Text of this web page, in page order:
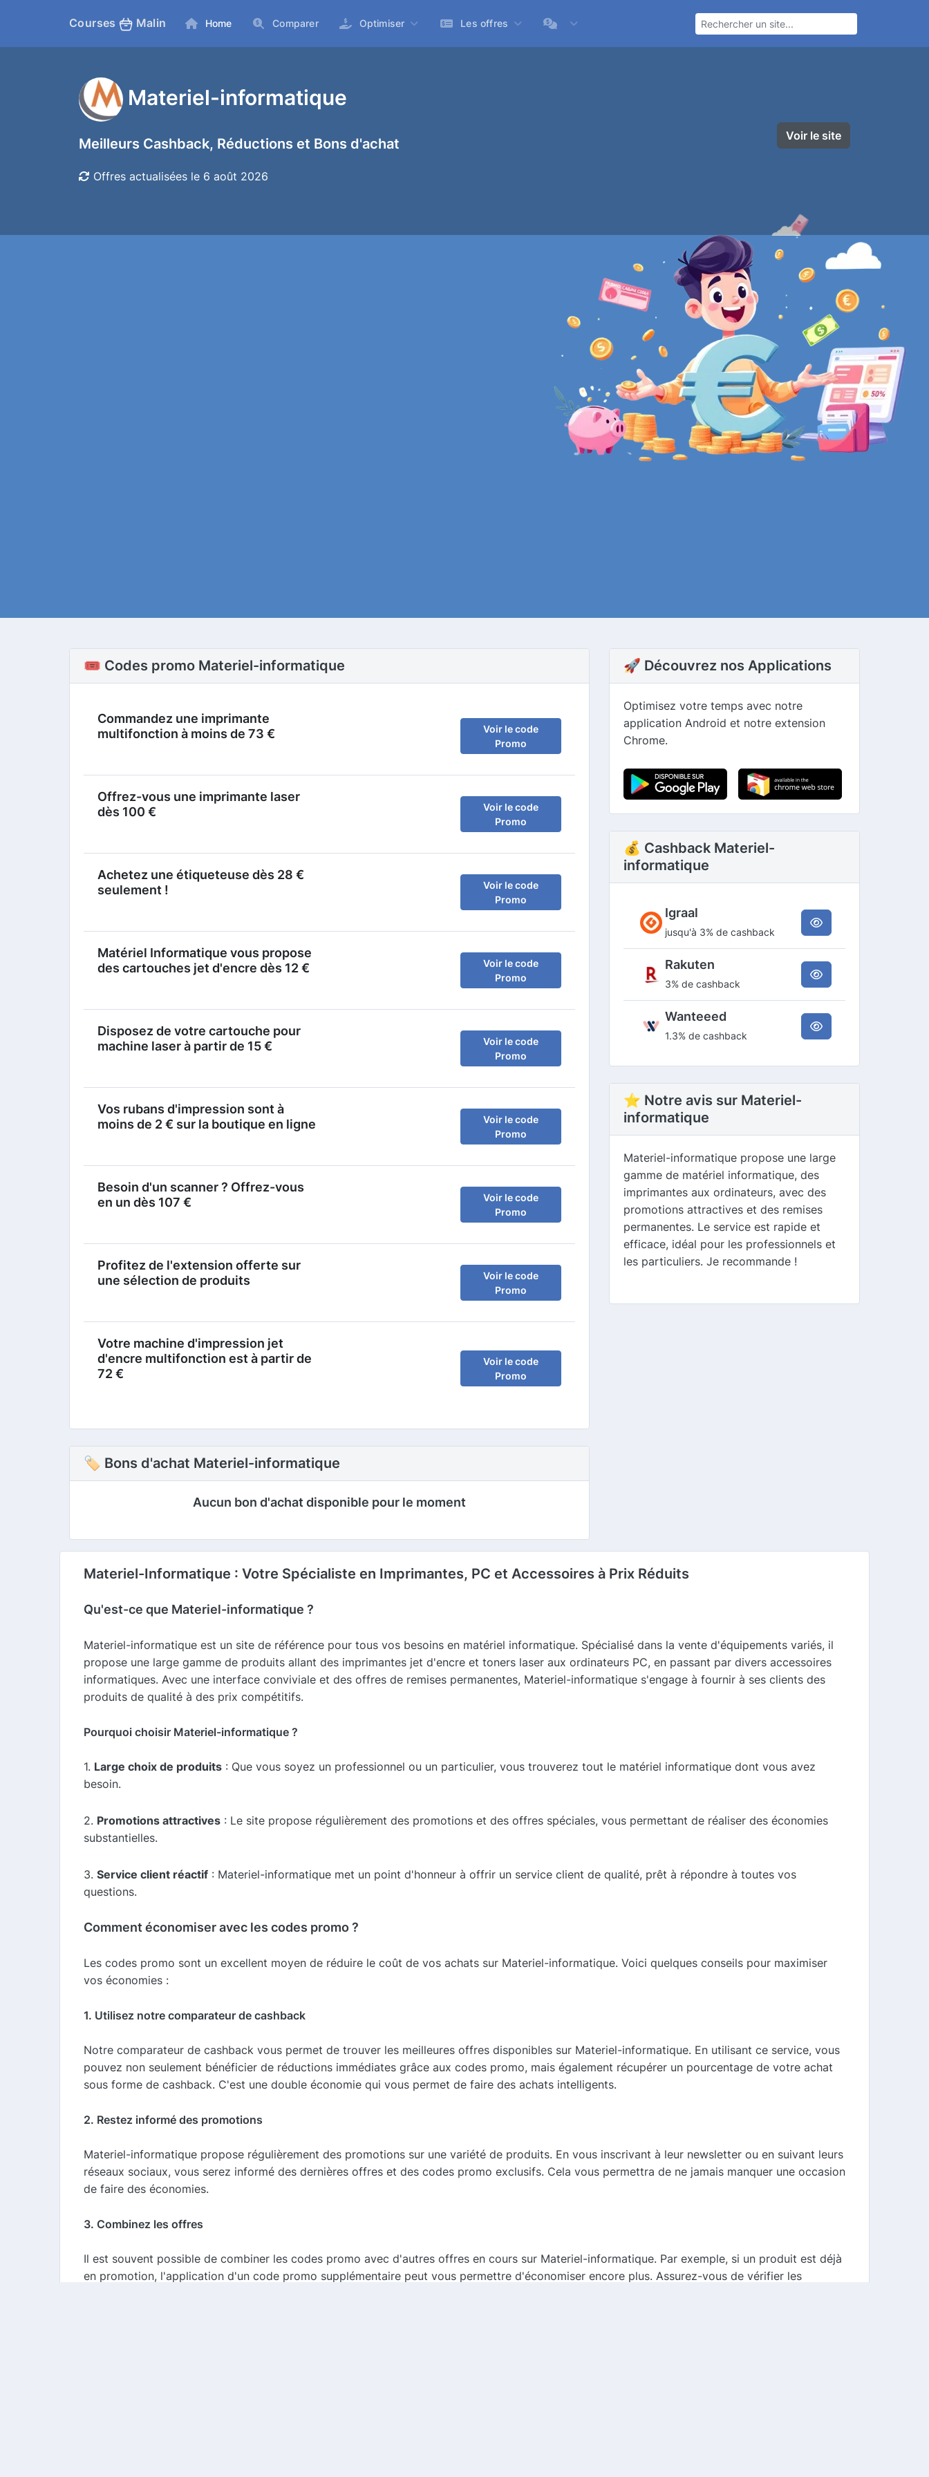
Courses Malin Home Comparer Optimiser Les offres
Materiel-informatique
Meilleurs Cashback, Réductions et Bons d'achat
Offres actualisées le 6 août 2026
Voir le site
🎟️ Codes promo Materiel-informatique
Commandez une imprimante
multifonction à moins de 73 €
Voir le code
Promo
Offrez-vous une imprimante laser
dès 100 €
Voir le code
Promo
Achetez une étiqueteuse dès 28 €
seulement !
Voir le code
Promo
Matériel Informatique vous propose
des cartouches jet d'encre dès 12 €
Voir le code
Promo
Disposez de votre cartouche pour
machine laser à partir de 15 €
Voir le code
Promo
Vos rubans d'impression sont à
moins de 2 € sur la boutique en ligne
Voir le code
Promo
Besoin d'un scanner ? Offrez-vous
en un dès 107 €
Voir le code
Promo
Profitez de l'extension offerte sur
une sélection de produits
Voir le code
Promo
Votre machine d'impression jet
d'encre multifonction est à partir de
72 €
Voir le code
Promo
🏷 Bons d'achat Materiel-informatique
Aucun bon d'achat disponible pour le moment
🚀 Découvrez nos Applications
Optimisez votre temps avec notre
application Android et notre extension
Chrome.
💰 Cashback Materiel-
informatique
Igraal
jusqu'à 3% de cashback
Rakuten
3% de cashback
Wanteeed
1.3% de cashback
⭐ Notre avis sur Materiel-
informatique
Materiel-informatique propose une large
gamme de matériel informatique, des
imprimantes aux ordinateurs, avec des
promotions attractives et des remises
permanentes. Le service est rapide et
efficace, idéal pour les professionnels et
les particuliers. Je recommande !
Materiel-Informatique : Votre Spécialiste en Imprimantes, PC et Accessoires à Prix Réduits
Qu'est-ce que Materiel-informatique ?
Materiel-informatique est un site de référence pour tous vos besoins en matériel informatique. Spécialisé dans la vente d'équipements variés, il
propose une large gamme de produits allant des imprimantes jet d'encre et toners laser aux ordinateurs PC, en passant par divers accessoires
informatiques. Avec une interface conviviale et des offres de remises permanentes, Materiel-informatique s'engage à fournir à ses clients des
produits de qualité à des prix compétitifs.
Pourquoi choisir Materiel-informatique ?
1. Large choix de produits : Que vous soyez un professionnel ou un particulier, vous trouverez tout le matériel informatique dont vous avez
besoin.
2. Promotions attractives : Le site propose régulièrement des promotions et des offres spéciales, vous permettant de réaliser des économies
substantielles.
3. Service client réactif : Materiel-informatique met un point d'honneur à offrir un service client de qualité, prêt à répondre à toutes vos
questions.
Comment économiser avec les codes promo ?
Les codes promo sont un excellent moyen de réduire le coût de vos achats sur Materiel-informatique. Voici quelques conseils pour maximiser
vos économies :
1. Utilisez notre comparateur de cashback
Notre comparateur de cashback vous permet de trouver les meilleures offres disponibles sur Materiel-informatique. En utilisant ce service, vous
pouvez non seulement bénéficier de réductions immédiates grâce aux codes promo, mais également récupérer un pourcentage de votre achat
sous forme de cashback. C'est une double économie qui vous permet de faire des achats intelligents.
2. Restez informé des promotions
Materiel-informatique propose régulièrement des promotions sur une variété de produits. En vous inscrivant à leur newsletter ou en suivant leurs
réseaux sociaux, vous serez informé des dernières offres et des codes promo exclusifs. Cela vous permettra de ne jamais manquer une occasion
de faire des économies.
3. Combinez les offres
Il est souvent possible de combiner les codes promo avec d'autres offres en cours sur Materiel-informatique. Par exemple, si un produit est déjà
en promotion, l'application d'un code promo supplémentaire peut vous permettre d'économiser encore plus. Assurez-vous de vérifier les